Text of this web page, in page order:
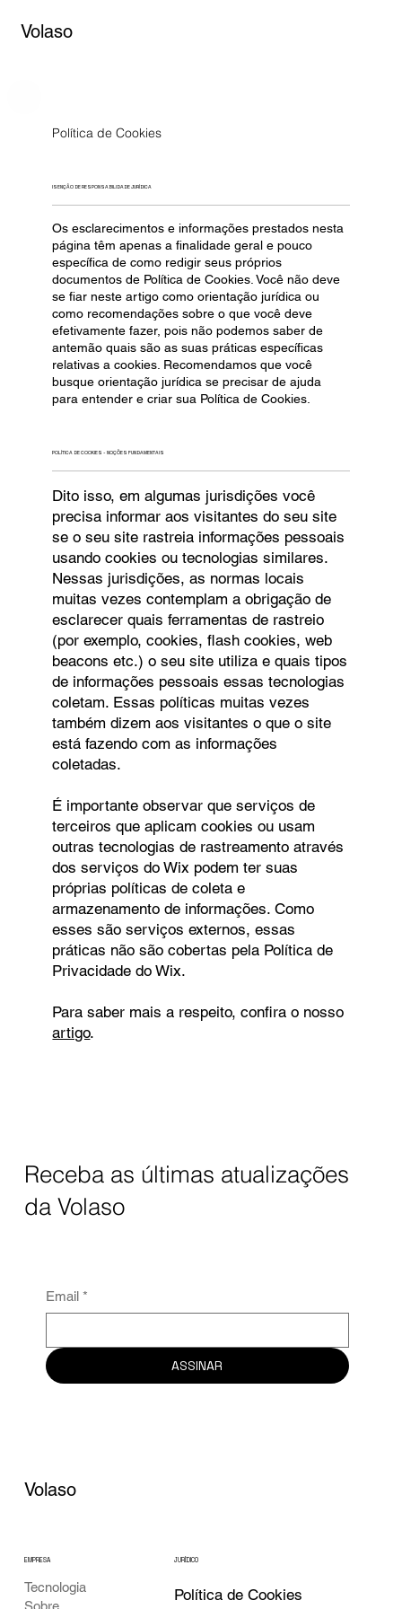
Volaso
Política de Cookies
ISENÇÃO DE RESPONSABILIDADE JURÍDICA
Os esclarecimentos e informações prestados nesta
página têm apenas a finalidade geral e pouco
específica de como redigir seus próprios
documentos de Política de Cookies. Você não deve
se fiar neste artigo como orientação jurídica ou
como recomendações sobre o que você deve
efetivamente fazer, pois não podemos saber de
antemão quais são as suas práticas específicas
relativas a cookies. Recomendamos que você
busque orientação jurídica se precisar de ajuda
para entender e criar sua Política de Cookies.
POLÍTICA DE COOKIES - NOÇÕES FUNDAMENTAIS
Dito isso, em algumas jurisdições você
precisa informar aos visitantes do seu site
se o seu site rastreia informações pessoais
usando cookies ou tecnologias similares.
Nessas jurisdições, as normas locais
muitas vezes contemplam a obrigação de
esclarecer quais ferramentas de rastreio
(por exemplo, cookies, flash cookies, web
beacons etc.) o seu site utiliza e quais tipos
de informações pessoais essas tecnologias
coletam. Essas políticas muitas vezes
também dizem aos visitantes o que o site
está fazendo com as informações
coletadas.
É importante observar que serviços de
terceiros que aplicam cookies ou usam
outras tecnologias de rastreamento através
dos serviços do Wix podem ter suas
próprias políticas de coleta e
armazenamento de informações. Como
esses são serviços externos, essas
práticas não são cobertas pela Política de
Privacidade do Wix.
Para saber mais a respeito, confira o nosso
artigo.
Receba as últimas atualizações
da Volaso
Email *
ASSINAR
Volaso
Tecnologia
EMPRESA JURÍDICO
Política de Cookies